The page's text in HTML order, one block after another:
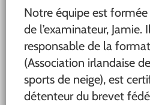
Notre équipe est
de l’examinateur,
responsable de la
(Association irlandaise
sports de neige), est
détenteur du brevet